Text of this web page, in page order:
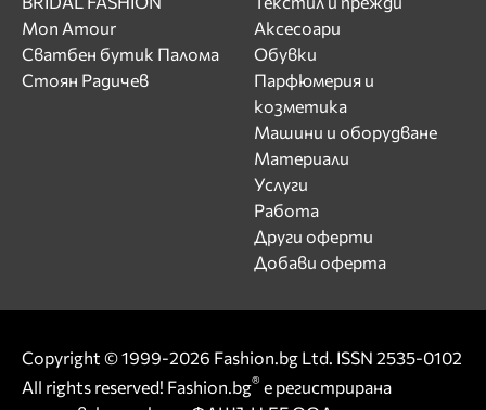
Mon Amour
Сватбен бутик Палома
Стоян Радичев
Аксесоари
Обувки
Парфюмерия и
козметика
Машини и оборудване
Материали
Услуги
Работа
Други оферти
Добави оферта
Copyright © 1999-2026 Fashion.bg Ltd. ISSN 2535-0102
All rights reserved! Fashion.bg® е регистрирана